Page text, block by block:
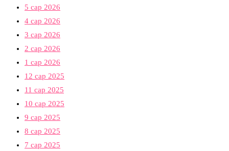
5 сар 2026
4 сар 2026
3 сар 2026
2 сар 2026
1 сар 2026
12 сар 2025
11 сар 2025
10 сар 2025
9 сар 2025
8 сар 2025
7 сар 2025